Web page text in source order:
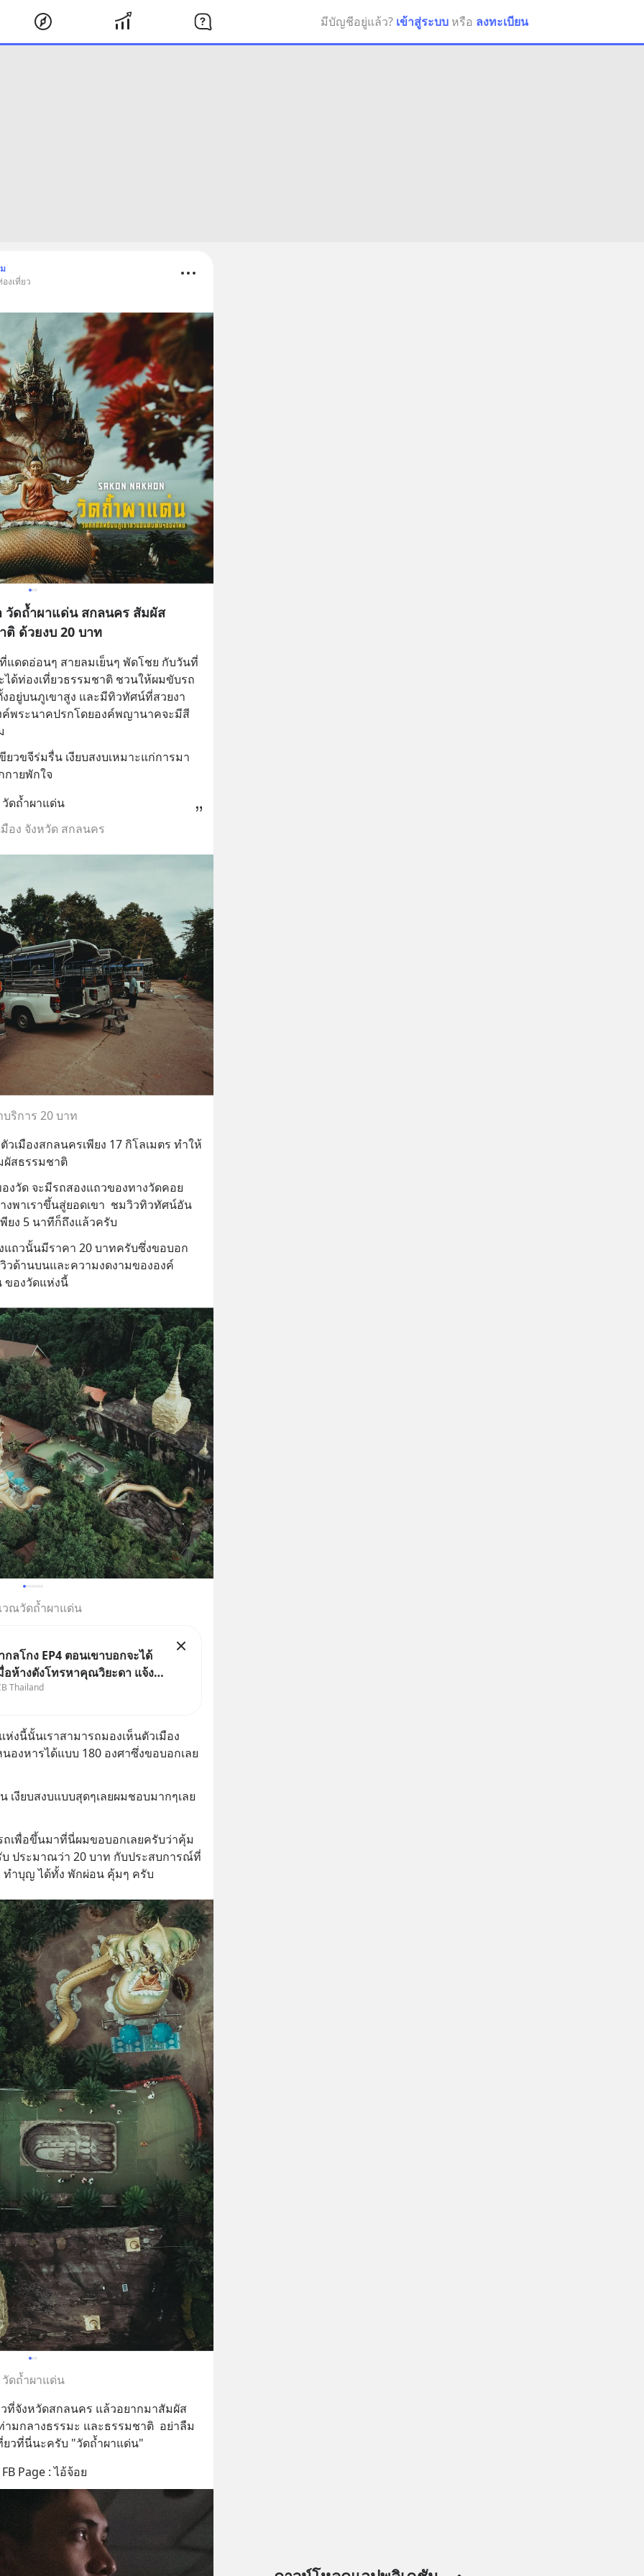
มีบัญชีอยู่แล้ว? เข้าสู่ระบบ หรือ ลงทะเบียน
งเที่ยว
วัดถ้ำผาแด่น สกลนคร สัมผัส
ติ ด้วยงบ 20 บาท
ดดอ่อนๆ สายลมเย็นๆ พัดโชย กับวันที่
ด้ท่องเที่ยวธรรมชาติ ชวนให้ผมขับรถ
อยู่บนภูเขาสูง และมีทิวทัศน์ที่สวยงา
พระนาคปรกโดยองค์พญานาคจะมีสี
วขจีร่มรื่น เงียบสงบเหมาะแก่การมา
ายพักใจ
วัดถ้ำผาแด่น
มือง จังหวัด สกลนคร
ริการ 20 บาท
เมืองสกลนครเพียง 17 กิโลเมตร ทำให้
ผัสธรรมชาติ
งวัด จะมีรถสองแถวของทางวัดคอย
งพาเราขึ้นสู่ยอดเขา  ชมวิวทิวทัศน์อัน
ยง 5 นาทีก็ถึงแล้วครับ
แถวนั้นมีราคา 20 บาทครับซึ่งขอบอก
วด้านบนและความงดงามขององค์
ของวัดแห่งนี้
วณวัดถ้ำผาแด่น
กลโกง EP4 ตอนเขาบอกจะได้
อห้างดังโทรหาคุณวิยะดา แจ้ง
สินค้าแล้วบอกว่าจะคืนเงิน คุณ
“ป้าเก๋าเล่ากลโกง” EP4 ตอน
Thailand
งนี้นั้นเราสามารถมองเห็นตัวเมือง
องหารได้แบบ 180 องศาซึ่งขอบอกเลย
งียบสงบแบบสุดๆเลยผมชอบมากๆเลย
ถเพื่อขึ้นมาที่นี่ผมขอบอกเลยครับว่าคุ้ม
ประมาณว่า 20 บาท กับประสบการณ์ที่
ทำบุญ ได้ทั้ง พักผ่อน คุ้มๆ ครับ
วัดถ้ำผาแด่น
ที่จังหวัดสกลนคร แล้วอยากมาสัมผัส
มกลางธรรมะ และธรรมชาติ  อย่าลืม
ยวที่นี่นะครับ "วัดถ้ำผาแด่น"
Page : ไอ้จ้อย